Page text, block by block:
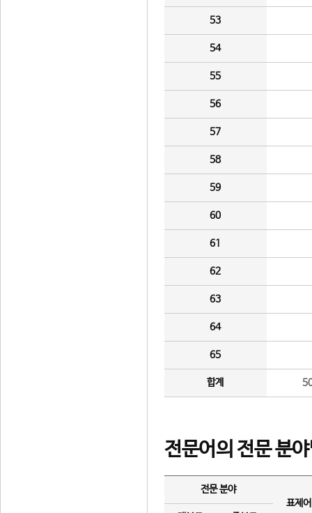
53
54
55
56
57
58
59
60
61
62
63
64
65
합계
전문어의 전문 분
전문 분야
표제